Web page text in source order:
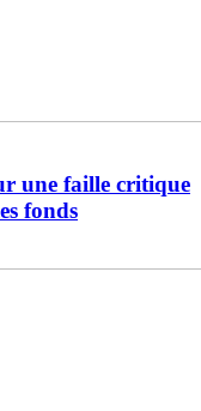
une faille critique
fonds